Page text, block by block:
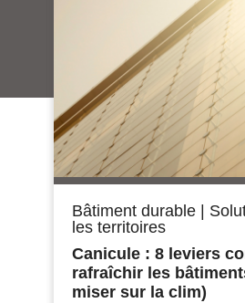
Bâtiment durable
les territoires
Canicule : 8 leviers
rafraîchir les
miser sur la clim)